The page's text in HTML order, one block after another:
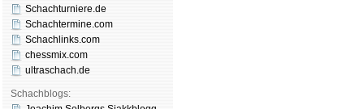
Schachturniere.de
Schachtermine.com
Schachlinks.com
chessmix.com
ultraschach.de
Schachblogs: